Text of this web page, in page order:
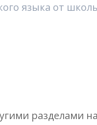
языка от
разделами